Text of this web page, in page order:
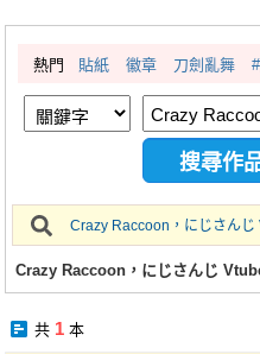
繪圖藝廊
交流中心
攤位轉讓區
會員中心
註冊會員
熱門 貼紙 徽章 刀劍亂舞
Crazy Raccoon，にじさんじ
Crazy Raccoon，にじさんじ
共 1本